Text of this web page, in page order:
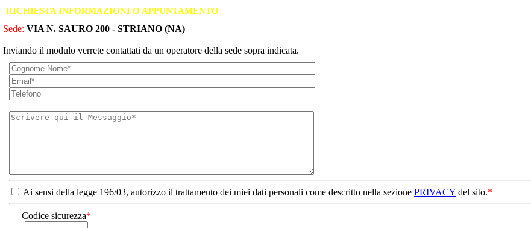
RICHIESTA INFORMAZIONI O APPUNTAMENTO
Sede: VIA N. SAURO 200 - STRIANO (NA)
Inviando il modulo verrete contattati da un operatore della sede sopra indicata.
Ai sensi della legge 196/03, autorizzo il trattamento dei miei dati personali come descritto nella sezione PRIVACY del sito.*
Codice sicurezza*